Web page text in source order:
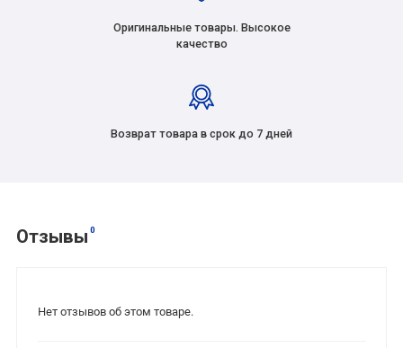
Оригинальные товары. Высокое
качество
Возврат товара в срок до 7 дней
Отзывы 0
Нет отзывов об этом товаре.